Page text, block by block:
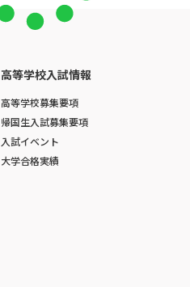
高等学校入試情報
高等学校募集要項
帰国生入試募集要項
入試イベント
大学合格実績